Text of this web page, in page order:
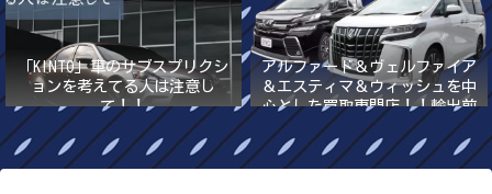
「KINTO」車のサブスプリクシ
ョンを考えてる人は注意し
て！！
アルファード＆ヴェルファイア
＆エスティマ＆ウィッシュを中
心とした買取専門店！！輸出前
提の高額買取